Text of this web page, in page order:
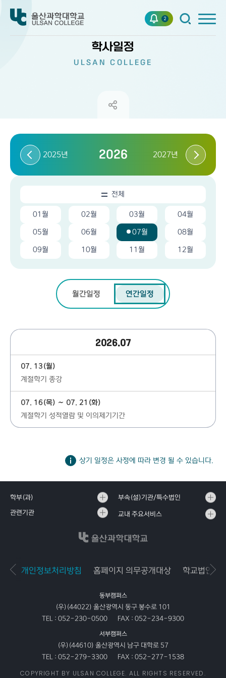
2
학사일정
ULSAN COLLEGE
2025년 2026 2027년
전체
01월 02월 03월 04월
05월 06월 07월 08월
09월 10월 11월 12월
월간일정 연간일정
2026.07
07. 13(월)
계절학기 종강
07. 16(목) ∼ 07. 21(화)
계절학기 성적열람 및 이의제기기간
상기 일정은 사정에 따라 변경 될 수 있습니다.
동부캠퍼스
(우)(44022) 울산광역시 동구 봉수로 101
TEL : 052-230-0500 FAX : 052-234-9300
서부캠퍼스
(우)(44610) 울산광역시 남구 대학로 57
TEL : 052-279-3300 FAX : 052-277-1538
개인정보처리방침 홈페이지 의무공개대상 학교법인공
학부(과) 부속(설)기관/특수법인
관련기관 교내 주요서비스
COPYRIGHT BY ULSAN COLLEGE. ALL RIGHTS RESERVED.